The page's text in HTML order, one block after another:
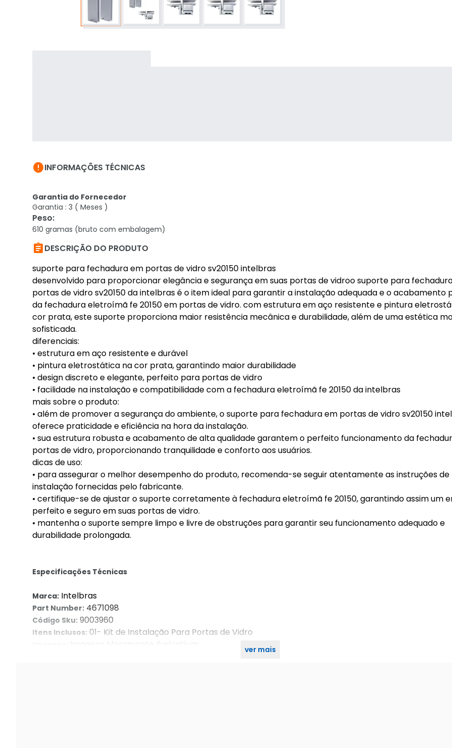
INFORMAÇÕES TÉCNICAS
Garantia do Fornecedor
Garantia : 3 ( Meses )
Peso:
610 gramas (bruto com embalagem)
DESCRIÇÃO DO PRODUTO
suporte para fechadura em portas de vidro sv20150 intelbras
desenvolvido para proporcionar elegância e segurança em suas portas de vidroo suporte para
portas de vidro sv20150 da intelbras é o item ideal para garantir a instalação adequada e o acabamento
da fechadura eletroímã fe 20150 em portas de vidro. com estrutura em aço resistente e pintura
cor prata, este suporte proporciona maior resistência mecânica e durabilidade, além de uma estética
sofisticada.
diferenciais:
• estrutura em aço resistente e durável
• pintura eletrostática na cor prata, garantindo maior durabilidade
• design discreto e elegante, perfeito para portas de vidro
• facilidade na instalação e compatibilidade com a fechadura eletroímã fe 20150 da intelbras
mais sobre o produto:
• além de promover a segurança do ambiente, o suporte para fechadura em portas de vidro sv20150
oferece praticidade e eficiência na hora da instalação.
• sua estrutura robusta e acabamento de alta qualidade garantem o perfeito funcionamento da
portas de vidro, proporcionando tranquilidade e conforto aos usuários.
dicas de uso:
• para assegurar o melhor desempenho do produto, recomenda-se seguir atentamente as instruções de
instalação fornecidas pelo fabricante.
• certifique-se de ajustar o suporte corretamente à fechadura eletroímã fe 20150, garantindo assim um
perfeito e seguro em suas portas de vidro.
• mantenha o suporte sempre limpo e livre de obstruções para garantir seu funcionamento adequado e
durabilidade prolongada.
Especificações Técnicas
Marca: Intelbras
Part Number: 4671098
Código Sku: 9003960
Itens Inclusos: 01- Kit de Instalação Para Portas de Vidro
Imagens Meramente Ilustrativas. ver mais